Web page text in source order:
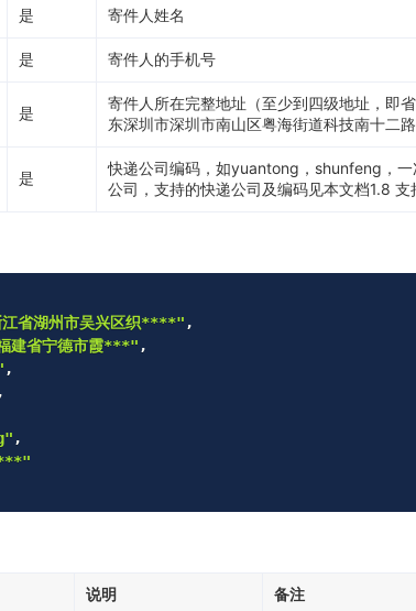
是 寄件人姓名
是 寄件人的手机号
是
寄件人所在完整地址（至少到四级地址，即
东深圳市深圳市南山区粤海街道科技南十二
是
快递公司编码，如yuantong，shunfeng，
公司，支持的快递公司及编码见本文档1.8 支
省湖州市吴兴区织****" ,
建省宁德市霞***" ,
,
,
,
说明 备注